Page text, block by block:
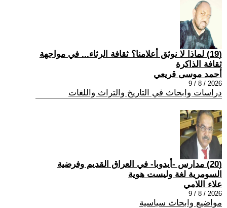
(19) لماذا لا نوثق أعلامنا؟ ثقافة الرثاء... في مواجهة
ثقافة الذاكرة
أحمد موسى قريعي
2026 / 8 / 9
دراسات وابحاث في التاريخ والتراث واللغات
(20) مدارس -أيدوبا- في العراق القديم وفرضية
السومرية لغة وليست هوية
علاء اللامي
2026 / 8 / 9
مواضيع وابحاث سياسية